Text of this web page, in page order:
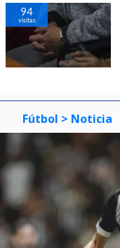
94
visitas
Fútbol > Noticia